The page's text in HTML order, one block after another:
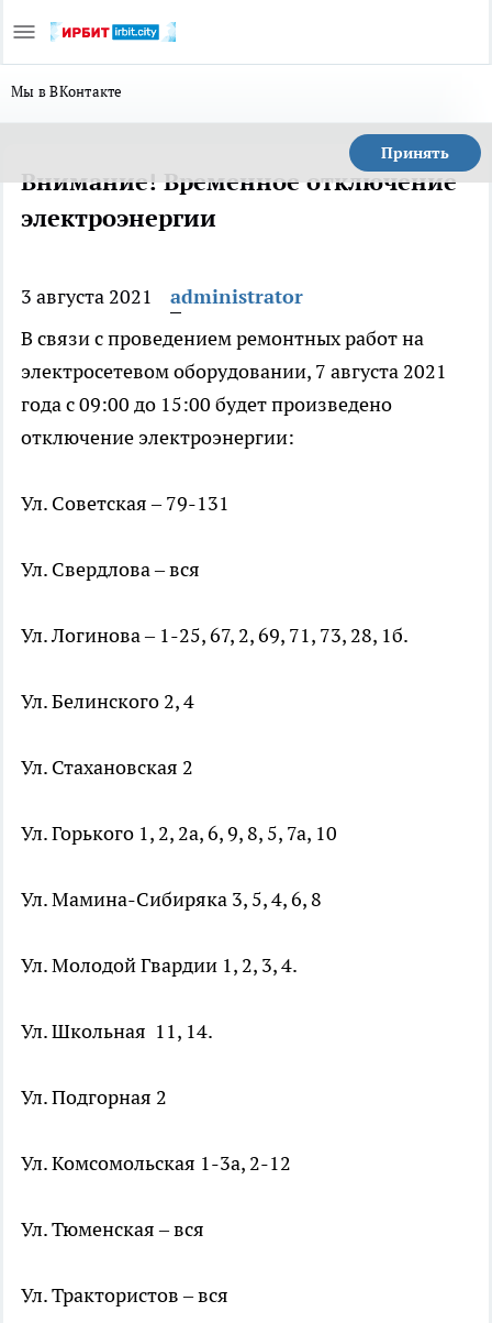
Мы в ВКонтакте
Принять
Внимание! Временное отключение
электроэнергии
3 августа 2021
administrator
В связи с проведением ремонтных работ на
электросетевом оборудовании, 7 августа 2021
года с 09:00 до 15:00 будет произведено
отключение электроэнергии:
Ул. Советская – 79-131
Ул. Свердлова – вся
Ул. Логинова – 1-25, 67, 2, 69, 71, 73, 28, 1б.
Ул. Белинского 2, 4
Ул. Стахановская 2
Ул. Горького 1, 2, 2а, 6, 9, 8, 5, 7а, 10
Ул. Мамина-Сибиряка 3, 5, 4, 6, 8
Ул. Молодой Гвардии 1, 2, 3, 4.
Ул. Школьная 11, 14.
Ул. Подгорная 2
Ул. Комсомольская 1-3а, 2-12
Ул. Тюменская – вся
Ул. Трактористов – вся